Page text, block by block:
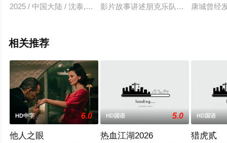
2025 / 中国大陆 / 沈泰,何美璇影片故事讲述朋克乐队成员被犯罪团
康城曾经
相关推荐
HD中字 6.0
他人之眼
HD国语 5.0
热血江湖2026
HD国语
猎虎贰